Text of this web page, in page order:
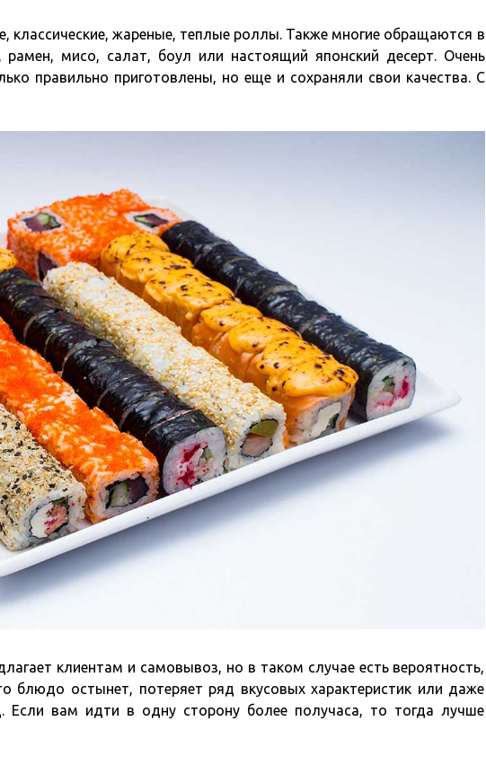
классические, жареные, теплые роллы. Также многие обращаются в
мисо, салат, боул или настоящий японский десерт. Очень
правильно приготовлены, но еще и сохраняли свои качества. С
клиентам и самовывоз, но в таком случае есть вероятность,
блюдо остынет, потеряет ряд вкусовых характеристик или даже
Если вам идти в одну сторону более получаса, то тогда лучше